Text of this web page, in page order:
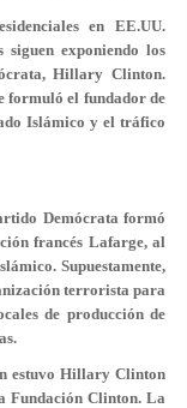
en EE.UU.
exponiendo los
Hillary Clinton.
formuló el fundador de
Islámico y el tráfico
Demócrata formó
francés Lafarge, al
Supuestamente,
terrorista para
de producción de
estuvo Hillary Clinton
Fundación Clinton. La